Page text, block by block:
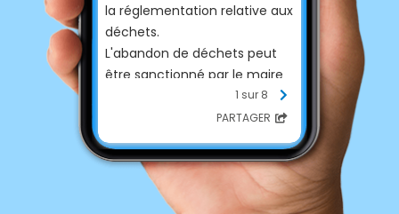
la réglementation relative aux
déchets.
L'abandon de déchets peut
être sanctionné par le maire
au titre de son pouvoir de
Le producteur de déchets
concerné par ces infractions
encourt notamment une
amende jusqu'à
1 sur 8
PARTAGER